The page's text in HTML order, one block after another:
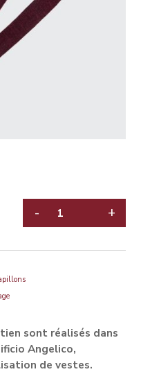
QUANTITÉ
- +
sont réalisés dans
Angelico,
de vestes.